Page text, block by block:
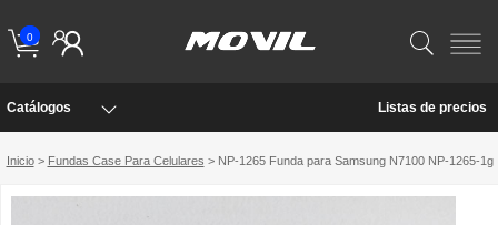
0
Catálogos Listas de precios
Inicio> Fundas Case Para Celulares > NP-1265 Funda para Samsung N7100 NP-1265-1g